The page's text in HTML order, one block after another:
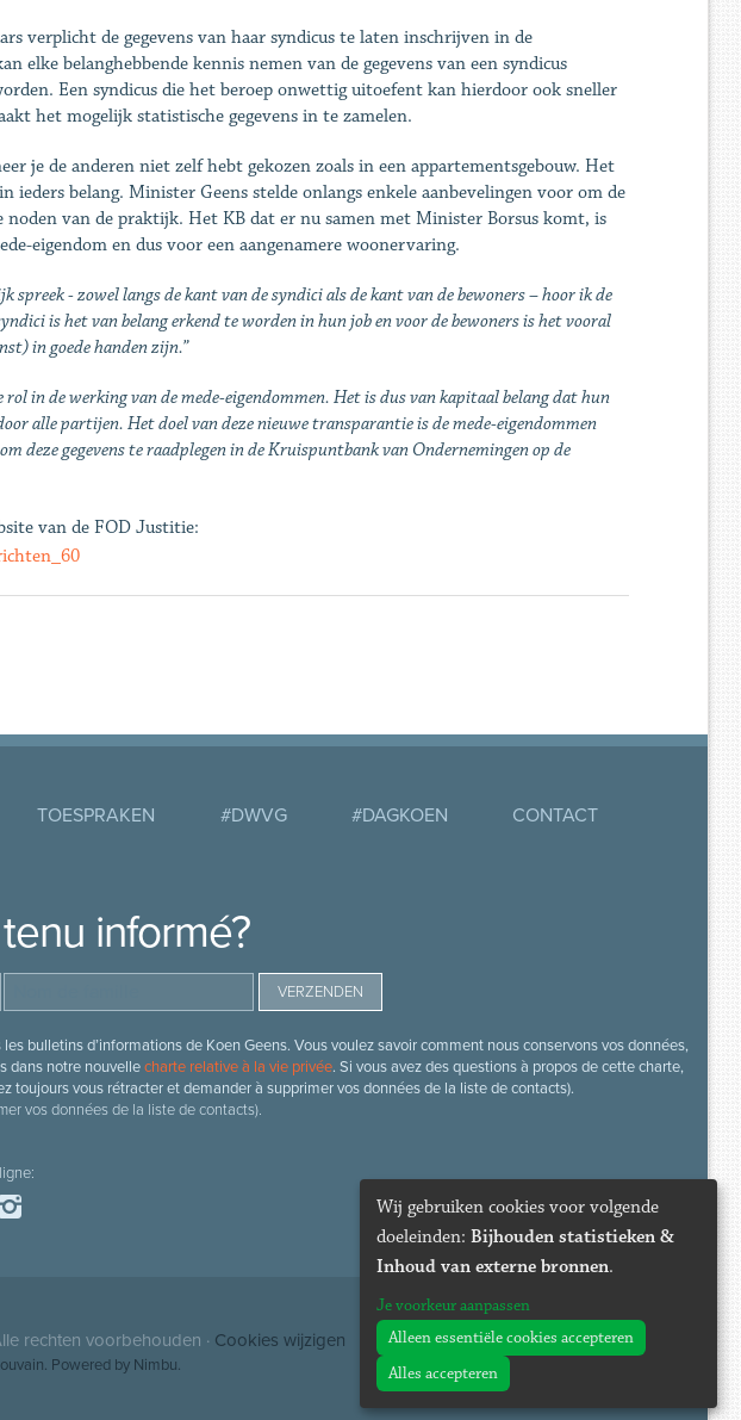
verplicht de gegevens van haar syndicus te laten inschrijven in de
elke belanghebbende kennis nemen van de gegevens van een syndicus
Een syndicus die het beroep onwettig uitoefent kan hierdoor ook sneller
het mogelijk statistische gegevens in te zamelen.
je de anderen niet zelf hebt gekozen zoals in een appartementsgebouw. Het
ieders belang. Minister Geens stelde onlangs enkele aanbevelingen voor om de
noden van de praktijk. Het KB dat er nu samen met Minister Borsus komt, is
eigendom en dus voor een aangenamere woonervaring.
spreek - zowel langs de kant van de syndici als de kant van de bewoners – hoor ik de
is het van belang erkend te worden in hun job en voor de bewoners is het vooral
in goede handen zijn.”
rol in de werking van de mede-eigendommen. Het is dus van kapitaal belang dat hun
alle partijen. Het doel van deze nieuwe transparantie is de mede-eigendommen
deze gegevens te raadplegen in de Kruispuntbank van Ondernemingen op de
van de FOD Justitie:
TOESPRAKEN #DWVG #DAGKOEN CONTACT
informé?
bulletins d’informations de Koen Geens. Vous voulez savoir comment nous conservons vos données,
dans notre nouvellecharte relative à la vie privée. Si vous avez des questions à propos de cette charte,
toujours vous rétracter et demander à supprimer vos données de la liste de contacts).
vos données de la liste de contacts).
rechten voorbehouden · Cookies wijzigen
. Powered by Nimbu.
Wij gebruiken cookies voor volgende
doeleinden: Bijhouden statistieken &
Inhoud van externe bronnen.
Je voorkeur aanpassen
Alleen essentiële cookies accepteren
Alles accepteren